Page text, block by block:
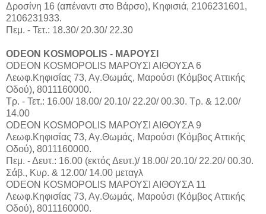
Δροσίνη 16 (απέναντι στο Βάρσο), Κηφισιά, 2106231601,
2106231933.
Πεμ. - Τετ.: 18.30/ 20.30/ 22.30
ODEON KOSMOPOLIS - ΜΑΡΟΥΣΙ
ODEON KOSMOPOLIS ΜΑΡΟΥΣΙ ΑΙΘΟΥΣΑ 6
Λεωφ.Κηφισίας 73, Αγ.Θωμάς, Μαρούσι (Κόμβος Αττικής
Οδού), 8011160000.
Τρ. - Τετ.: 16.00/ 18.00/ 20.10/ 22.20/ 00.30. Τρ. & 12.00/
14.00
ODEON KOSMOPOLIS ΜΑΡΟΥΣΙ ΑΙΘΟΥΣΑ 9
Λεωφ.Κηφισίας 73, Αγ.Θωμάς, Μαρούσι (Κόμβος Αττικής
Οδού), 8011160000.
Πεμ. - Δευτ.: 16.00 (εκτός Δευτ.)/ 18.00/ 20.10/ 22.20/ 00.30.
Σάβ., Κυρ. & 12.00/ 14.00 μεταγλ
ODEON KOSMOPOLIS ΜΑΡΟΥΣΙ ΑΙΘΟΥΣΑ 11
Λεωφ.Κηφισίας 73, Αγ.Θωμάς, Μαρούσι (Κόμβος Αττικής
Οδού), 8011160000.